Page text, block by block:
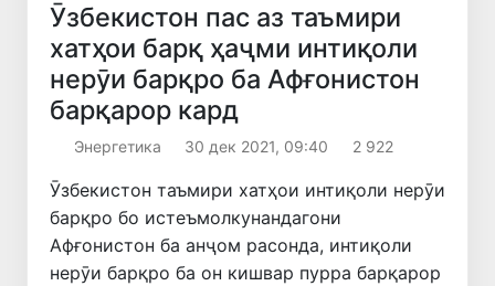
Ӯзбекистон пас аз таъмири
хатҳои барқ ​​ҳаҷми интиқоли
нерӯи барқро ба Афғонистон
барқарор кард
Энергетика 30 дек 2021, 09:40 2 922
Ӯзбекистон таъмири хатҳои интиқоли нерӯи
барқро бо истеъмолкунандагони
Афғонистон ба анҷом расонда, интиқоли
нерӯи барқро ба он кишвар пурра барқарор